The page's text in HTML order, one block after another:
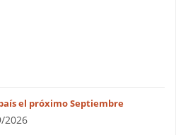
el próximo Septiembre
2026